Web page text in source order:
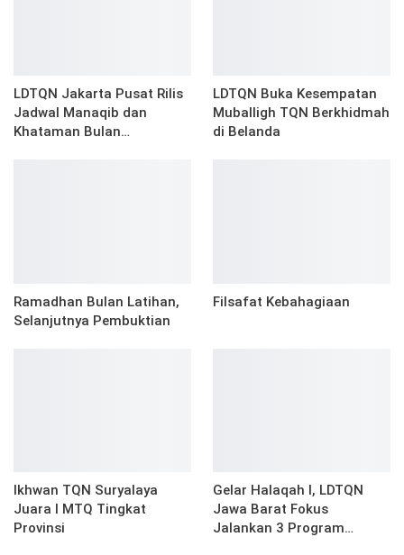
LDTQN Jakarta Pusat Rilis
Jadwal Manaqib dan
Khataman Bulan…
LDTQN Buka Kesempatan
Muballigh TQN Berkhidmah
di Belanda
Ramadhan Bulan Latihan,
Selanjutnya Pembuktian
Filsafat Kebahagiaan
Ikhwan TQN Suryalaya
Juara I MTQ Tingkat
Provinsi
Gelar Halaqah I, LDTQN
Jawa Barat Fokus
Jalankan 3 Program…